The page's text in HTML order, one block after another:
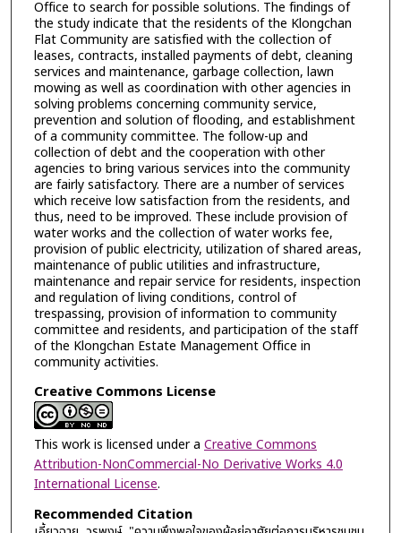
Office to search for possible solutions. The findings of
the study indicate that the residents of the Klongchan
Flat Community are satisfied with the collection of
leases, contracts, installed payments of debt, cleaning
services and maintenance, garbage collection, lawn
mowing as well as coordination with other agencies in
solving problems concerning community service,
prevention and solution of flooding, and establishment
of a community committee. The follow-up and
collection of debt and the cooperation with other
agencies to bring various services into the community
are fairly satisfactory. There are a number of services
which receive low satisfaction from the residents, and
thus, need to be improved. These include provision of
water works and the collection of water works fee,
provision of public electricity, utilization of shared areas,
maintenance of public utilities and infrastructure,
maintenance and repair service for residents, inspection
and regulation of living conditions, control of
trespassing, provision of information to community
committee and residents, and participation of the staff
of the Klongchan Estate Management Office in
community activities.
Creative Commons License
This work is licensed under a Creative Commons
Attribution-NonCommercial-No Derivative Works 4.0
International License.
Recommended Citation